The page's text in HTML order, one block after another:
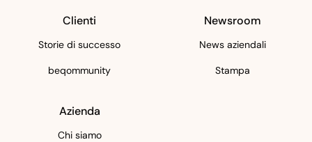
Clienti
Storie di successo
beqommunity
Newsroom
News aziendali
Stampa
Azienda
Chi siamo